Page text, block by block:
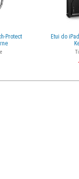
Protect
Etui do